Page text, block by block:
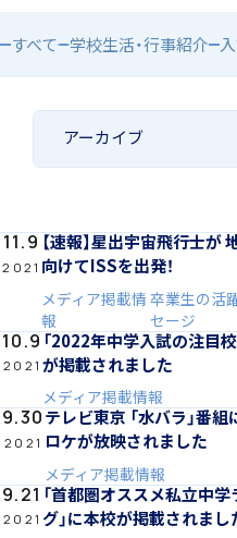
すべて 学校生活・行事紹介
11.9
2021
【速報】星出宇宙飛行士が
向けてISSを出発！
メディア掲載情
報
卒業生の活
セージ
10.9
2021
「2022年中学入試の注目
が掲載されました
メディア掲載情報
9.30
2021
テレビ東京 「水バラ」番
ロケが放映されました
メディア掲載情報
9.21
2021
「首都圏オススメ私立中
グ」に本校が掲載されまし
「SDGs」の取り組
いじめ防止基本方針
特色
茗溪ジェネラルクラ